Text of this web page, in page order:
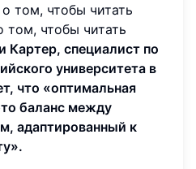
том, чтобы читать
том, чтобы читать
Картер, специалист по
университета в
что «оптимальная
баланс между
адаптированный к